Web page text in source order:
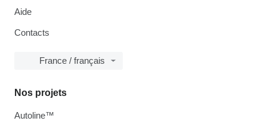
Aide
Contacts
France / français
Nos projets
Autoline™